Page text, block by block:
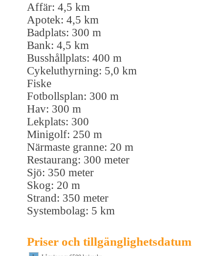
Affär: 4,5 km
Apotek: 4,5 km
Badplats: 300 m
Bank: 4,5 km
Busshållplats: 400 m
Cykeluthyrning: 5,0 km
Fiske
Fotbollsplan: 300 m
Hav: 300 m
Lekplats: 300
Minigolf: 250 m
Närmaste granne: 20 m
Restaurang: 300 meter
Sjö: 350 meter
Skog: 20 m
Strand: 350 meter
Systembolag: 5 km
Priser och tillgänglighetsdatum